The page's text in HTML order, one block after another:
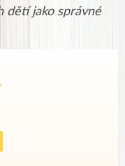
dětí jako správné